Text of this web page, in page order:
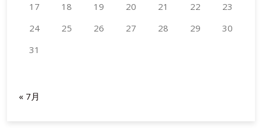
飾
の
17
18 19 20 21 22
23
24
25 26 27 28 29
30
31
« 7月